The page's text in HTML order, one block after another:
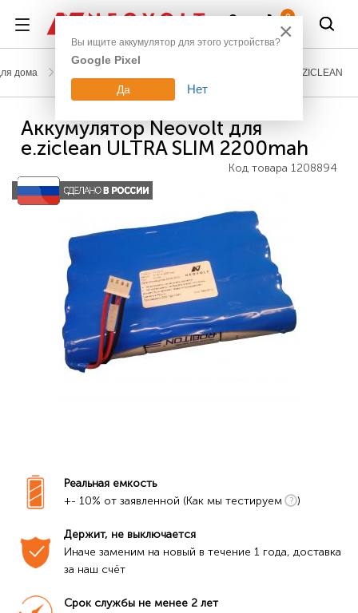
0
дома E.ZICLEAN
Аккумулятор Neovolt для
e.ziclean ULTRA SLIM 2200mah
Код товара 1208894
Реальная емкость
+- 10% от заявленной (Как мы тестируем
)
Держит, не выключается
Иначе заменим на новый в течение 1 года, доставка
за наш счёт
Срок службы не менее 2 лет
×
Вы ищите аккумулятор для этого устройства?
Google Pixel
Да Нет